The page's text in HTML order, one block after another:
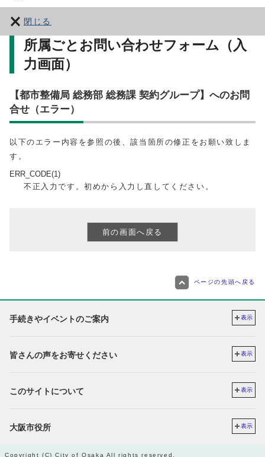
閉じる
所属ごとお問い合わせフォーム（入
力画面）
【都市整備局 総務部 総務課 契約グループ】へのお問
合せ（エラー）
以下のエラー内容を参照の後、該当箇所の修正をお願い致しま
す。
ERR_CODE(1)
不正入力です。初めから入力し直してください。
ページの先頭へ戻る
手続きやイベントのご案内 表示
皆さんの声をお寄せください 表示
このサイトについて 表示
大阪市役所 表示
Copyright (C) City of Osaka All rights reserved.